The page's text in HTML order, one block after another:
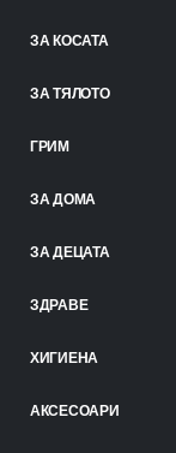
ЗА КОСАТА
ЗА ТЯЛОТО
ГРИМ
ЗА ДОМА
ЗА ДЕЦАТА
ЗДРАВЕ
ХИГИЕНА
АКСЕСОАРИ